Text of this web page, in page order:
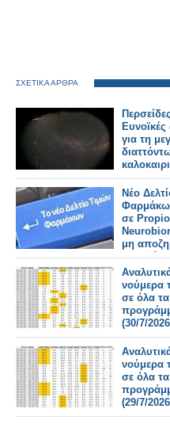
ΣΧΕΤΙΚΑ ΑΡΘΡΑ
για τη
Νέο
σε
μη
Τι
31/7/2026
νούμερα
σε όλα τα
(30/7/
νούμερα
σε όλα τα
(29/7/